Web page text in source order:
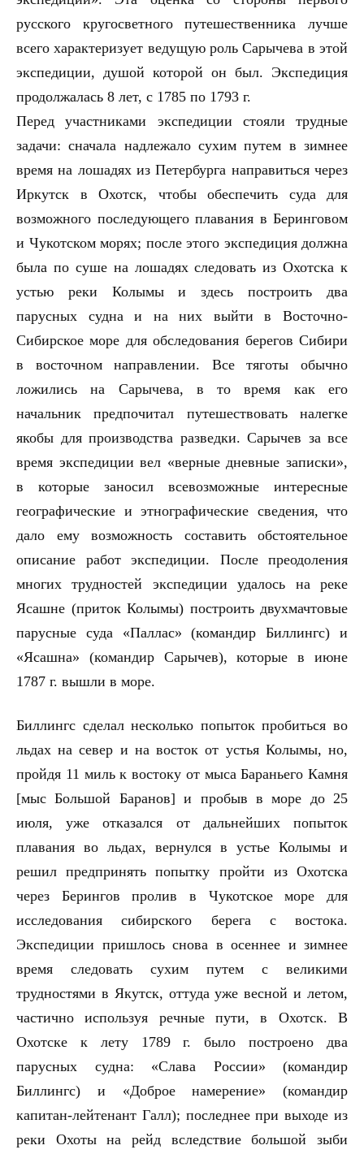
русского кругосветного путешественника лучше
всего характеризует ведущую роль Сарычева в этой
экспедиции, душой которой он был. Экспедиция
продолжалась 8 лет, с 1785 по 1793 г.
Перед участниками экспедиции стояли трудные
задачи: сначала надлежало сухим путем в зимнее
время на лошадях из Петербурга направиться через
Иркутск в Охотск, чтобы обеспечить суда для
возможного последующего плавания в Беринговом
и Чукотском морях; после этого экспедиция должна
была по суше на лошадях следовать из Охотска к
устью реки Колымы и здесь построить два
парусных судна и на них выйти в Восточно-
Сибирское море для обследования берегов Сибири
в восточном направлении. Все тяготы обычно
ложились на Сарычева, в то время как его
начальник предпочитал путешествовать налегке
якобы для производства разведки. Сарычев за все
время экспедиции вел «верные дневные записки»,
в которые заносил всевозможные интересные
географические и этнографические сведения, что
дало ему возможность составить обстоятельное
описание работ экспедиции. После преодоления
многих трудностей экспедиции удалось на реке
Ясашне (приток Колымы) построить двухмачтовые
парусные суда «Паллас» (командир Биллингс) и
«Ясашна» (командир Сарычев), которые в июне
1787 г. вышли в море.
Биллингс сделал несколько попыток пробиться во
льдах на север и на восток от устья Колымы, но,
пройдя 11 миль к востоку от мыса Бараньего Камня
[мыс Большой Баранов] и пробыв в море до 25
июля, уже отказался от дальнейших попыток
плавания во льдах, вернулся в устье Колымы и
решил предпринять попытку пройти из Охотска
через Берингов пролив в Чукотское море для
исследования сибирского берега с востока.
Экспедиции пришлось снова в осеннее и зимнее
время следовать сухим путем с великими
трудностями в Якутск, оттуда уже весной и летом,
частично используя речные пути, в Охотск. В
Охотске к лету 1789 г. было построено два
парусных судна: «Слава России» (командир
Биллингс) и «Доброе намерение» (командир
капитан-лейтенант Галл); последнее при выходе из
реки Охоты на рейд вследствие большой зыби